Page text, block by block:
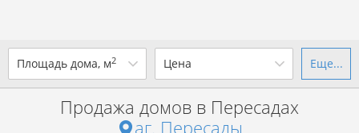
Площадь дома, м2
до
Цена
от до
Еще...
Продажа домов в Пересадах
аг. Пересады
Ваш город -аг. Пересады?
Выбрать город